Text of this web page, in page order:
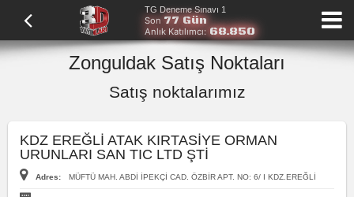
TG Deneme Sınavı 1
Son 77 Gün
Anlık Katılımcı: 68.850
Zonguldak Satış Noktaları
Satış noktalarımız
KDZ EREĞLİ ATAK KIRTASİYE ORMAN
URUNLARI SAN TIC LTD ŞTİ
Adres: MÜFTÜ MAH. ABDİ İPEKÇİ CAD. ÖZBİR APT. NO: 6/ I KDZ.EREĞLİ